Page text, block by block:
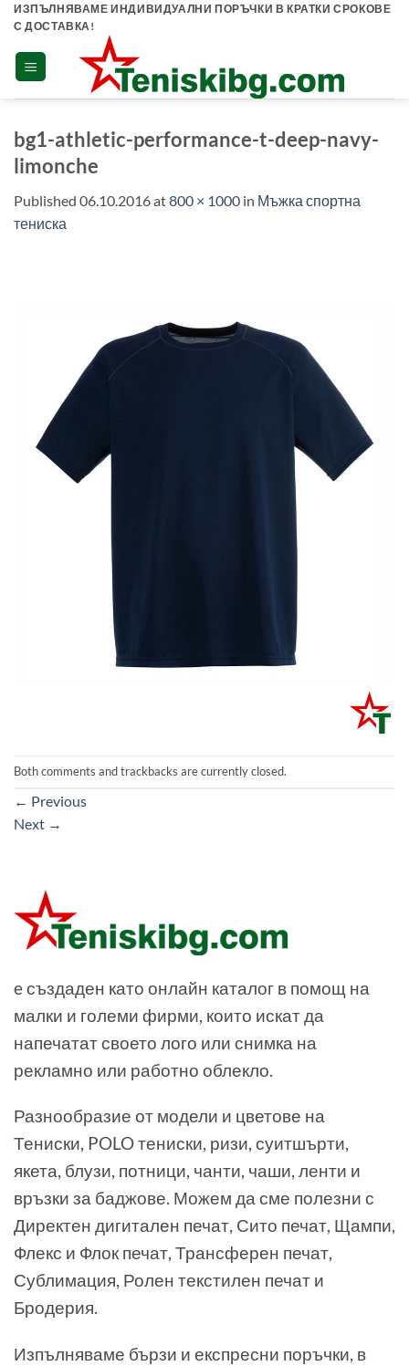
Skip
content
ИЗПЪЛНЯВАМЕ ИНДИВИДУАЛНИ ПОРЪЧКИ В КРАТКИ СРОКОВЕ
С ДОСТАВКА!
bg1-athletic-performance-t-deep-navy-
limonche
Published 06.10.2016at800 × 1000 in Мъжка спортна
тениска
Both comments and trackbacks are currently closed.
← Previous
Next →
e създаден като онлайн каталог в помощ на
малки и големи фирми, които искат да
напечатат своето лого или снимка на
рекламно или работно облекло.
Разнообразие от модели и цветове на
Тениски, POLO тениски, ризи, суитшърти,
якета, блузи, потници, чанти, чаши, ленти и
връзки за баджове. Можем да сме полезни с
Директен дигитален печат, Сито печат, Щампи,
Флекс и Флок печат, Трансферен печат,
Сублимация, Ролен текстилен печат и
Бродерия.
Изпълняваме бързи и експресни поръчки, в